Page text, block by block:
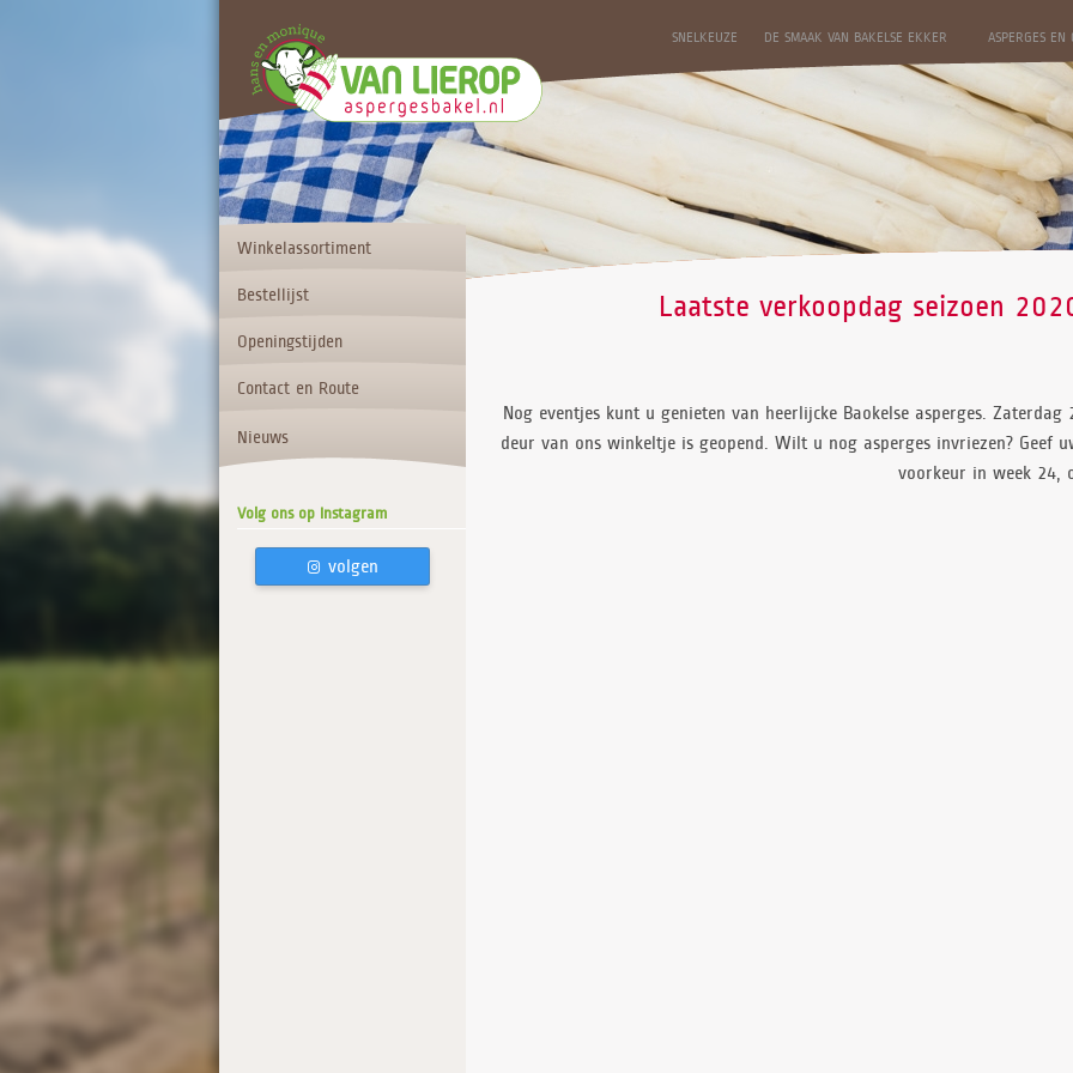
SNELKEUZE DE SMAAK VAN BAKELSE EKKER ASPERGES EN
Winkelassortiment
Bestellijst
Openingstijden
Contact en Route
Nieuws
Volg ons op Instagram
volgen
Laatste verkoopdag seizoen
Nog eventjes kunt u genieten van heerlijcke Baokelse asperges.
deur van ons winkeltje is geopend. Wilt u nog asperges invriezen? Geef
voorkeur in week 24,